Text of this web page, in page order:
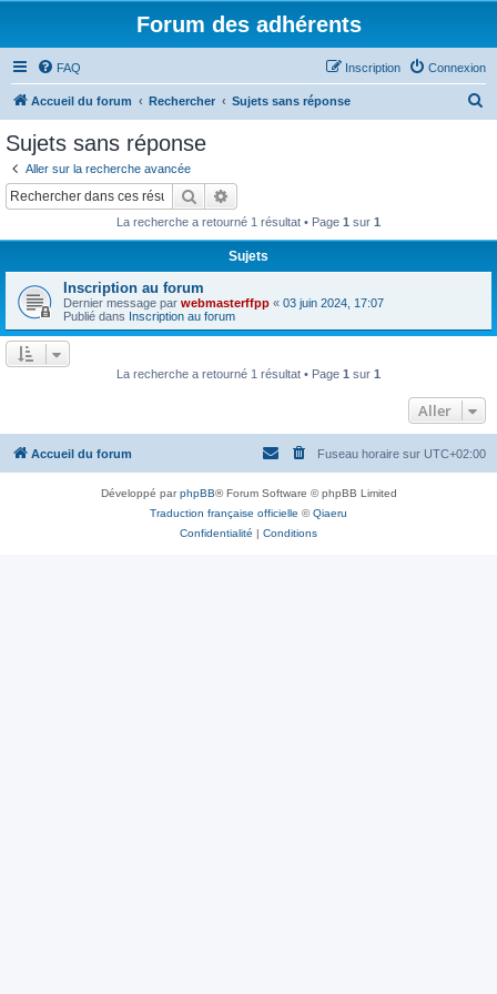
Forum des adhérents
FAQ Connexion
Inscription
Accueil du forum Rechercher Sujets sans réponse
r
Sujets sans réponse
Aller sur la recherche avancée
Rechercher
La recherche a retourné 1 résultat • Page 1 sur 1
Sujets
Inscription au forum
Dernier message par webmasterffpp « 03 juin 2024, 17:07
Publié dans Inscription au forum
La recherche a retourné 1 résultat • Page 1 sur 1
Aller
Accueil du forum Fuseau horaire sur UTC+02:00
Développé parphpBB® Forum Software © phpBB Limited
Traduction française officielle ©Qiaeru
Confidentialité | Conditions